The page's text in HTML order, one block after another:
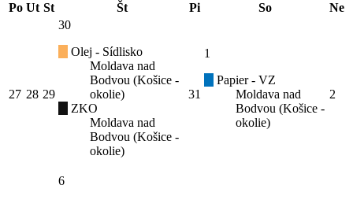
Po Ut St Št Pi So Ne
27 28 29
30
Olej - Sídlisko
Moldava nad
Bodvou (Košice -
okolie)
ZKO
Moldava nad
Bodvou (Košice -
okolie)
31
1
Papier - VZ
Moldava nad
Bodvou (Košice -
okolie)
2
6